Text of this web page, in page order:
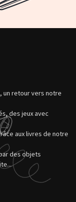
un retour vers notre
des jeux avec
aux livres de notre
des objets